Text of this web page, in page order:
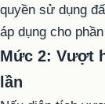
quyền sử dụng
áp dụng cho
Mức 2: Vượt
lần